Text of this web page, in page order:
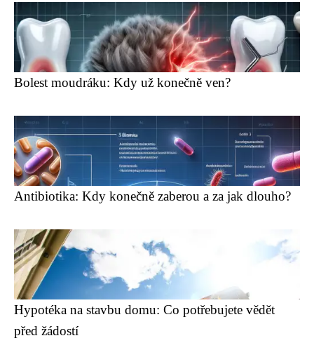
Bolest moudráku: Kdy už konečně ven?
Antibiotika: Kdy konečně zaberou a za jak dlouho?
Hypotéka na stavbu domu: Co potřebujete vědět
před žádostí